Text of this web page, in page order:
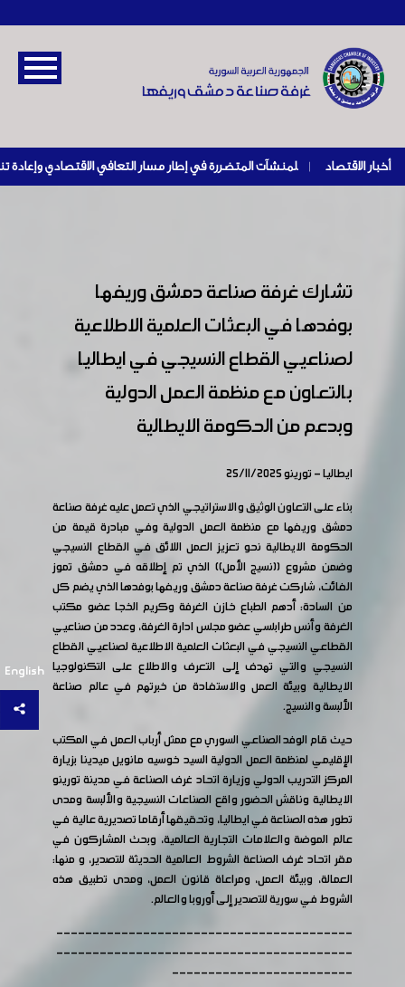
أخبار الاقتصاد |
English
تشارك غرفة صناعة دمشق وريفها
بوفدها في البعثات العلمية الاطلاعية
لصناعيي القطاع النسيجي في ايطاليا
بالتعاون مع منظمة العمل الدولية
وبدعم من الحكومة الايطالية
ايطاليا - تورينو 25/11/2025
بناء على التعاون الوثيق والاستراتيجي الذي تعمل عليه غرفة صناعة
دمشق وريفها مع منظمة العمل الدولية وفي مبادرة قيمة من
الحكومة الايطالية نحو تعزيز العمل اللائق في القطاع النسيجي
وضمن مشروع ((نسيج الأمل)) الذي تم إطلاقه في دمشق تموز
الفائت، شاركت غرفة صناعة دمشق وريفها بوفدها الذي يضم كل
من السادة: أدهم الطباع خازن الغرفة وكريم الخجا عضو مكتب
الغرفة وأنس طرابلسي عضو مجلس ادارة الغرفة، وعدد من صناعيي
القطاعي النسيجي في البعثات العلمية الاطلاعية لصناعيي القطاع
النسيجي والتي تهدف إلى التعرف والاطلاع على التكنولوجيا
الايطالية وبيئة العمل والاستفادة من خبرتهم في عالم صناعة
الألبسة والنسيج.
حيث قام الوفد الصناعي السوري مع ممثل أرباب العمل في المكتب
الإقليمي لمنظمة العمل الدولية السيد خوسيه مانويل ميدينا بزيارة
المركز التدريب الدولي وزيارة اتحاد غرف الصناعة في مدينة تورينو
الايطالية وناقش الحضور واقع الصناعات النسيجية والألبسة ومدى
تطور هذه الصناعة في ايطاليا، وتحقيقها أرقاما تصديرية عالية في
عالم الموضة والعلامات التجارية العالمية، وبحث المشاركون في
مقر اتحاد غرف الصناعة الشروط العالمية الحديثة للتصدير، و منها:
العمالة، وبيئة العمل، ومراعاة قانون العمل، ومدى تطبيق هذه
الشروط في سورية للتصدير إلى أوروبا والعالم.
-----------------------------------------
-----------------------------------------
-------------------------